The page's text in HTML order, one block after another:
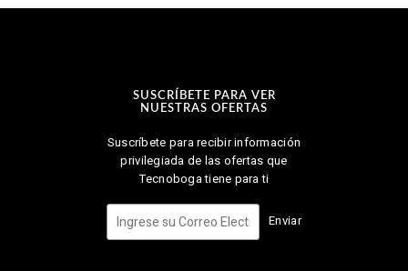
SUSCRÍBETE PARA VER
NUESTRAS OFERTAS
Suscríbete para recibir información
privilegiada de las ofertas que
Tecnoboga tiene para ti
Enviar